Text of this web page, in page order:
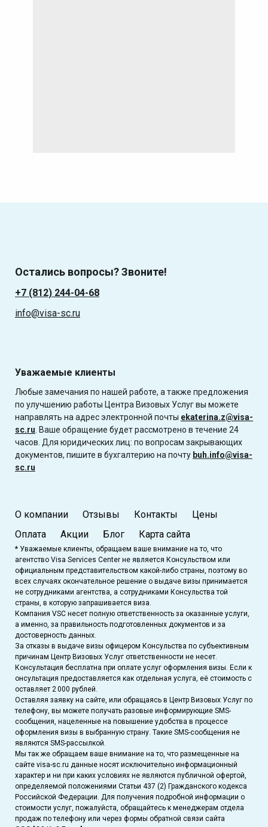
Остались вопросы? Звоните!
+7 (812) 244-04-68
info@visa-sc.ru
Уважаемые клиенты
Любые замечания по нашей работе, а также предложения
по улучшению работы Центра Визовых Услуг вы можете
направлять на адрес электронной почты ekaterina.z@visa-
sc.ru . Ваше обращение будет рассмотрено в течение 24
часов. Для юридических лиц: по вопросам закрывающих
документов, пишите в бухгалтерию на почту buh.info@visa-
sc.ru
О компании Отзывы Контакты
Цены
Оплата
Акции Блог Карта сайта
* Уважаемые клиенты, обращаем ваше внимание на то, что
агентство Visa Services Center не является Консульством или
официальным представительством какой-либо страны, поэтому во
всех случаях окончательное решение о выдаче визы принимается
не сотрудниками агентства, а сотрудниками Консульства той
страны, в которую запрашивается виза.
Компания VSC несет полную ответственность за оказанные услуги,
а именно, за правильность подготовленных документов и за
достоверность данных.
За отказы в выдаче визы офицером Консульства по субъективным
причинам Центр Визовых Услуг ответственности не несет.
Консультация бесплатна при оплате услуг оформления визы. Если к
онсультация предоставляется как отдельная услуга, её стоимость с
оставляет 2 000 рублей.
Оставляя заявку на сайте, или обращаясь в Центр Визовых Услуг по
телефону, вы можете получать разовые информирующие SMS-
сообщения, нацеленные на повышение удобства в процессе
оформления визы в выбранную страну. Такие SMS-сообщения не
являются SMS-рассылкой.
Мы так же обращаем ваше внимание на то, что размещенные на
сайте visa-sc.ru данные носят исключительно информационный
характер и ни при каких условиях не являются публичной офертой,
определяемой положениями Статьи 437 (2) Гражданского кодекса
Российской Федерации. Для получения подробной информации о
стоимости услуг, пожалуйста, обращайтесь к менеджерам отдела
продаж по телефону или через формы обратной связи сайта